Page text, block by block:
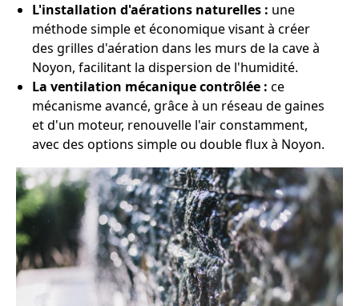
L'installation d'aérations naturelles : une
méthode simple et économique visant à créer
des grilles d'aération dans les murs de la cave à
Noyon, facilitant la dispersion de l'humidité.
La ventilation mécanique contrôlée : ce
mécanisme avancé, grâce à un réseau de gaines
et d'un moteur, renouvelle l'air constamment,
avec des options simple ou double flux à Noyon.